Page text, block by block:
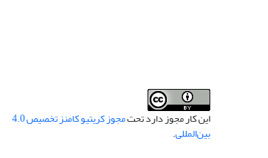
این کار مجوز دارد تحت مجوز کریتیو کامنز تخصیص 4.0
بین‌المللی.